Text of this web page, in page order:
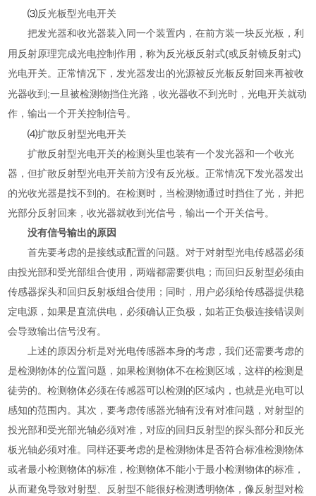
⑶反光板型光电开关
把发光器和收光器装入同一个装置内，在前方装一块反光板，利
用反射原理完成光电控制作用，称为反光板反射式(或反射镜反射式)
光电开关。正常情况下，发光器发出的光源被反光板反射回来再被收
光器收到 ;一旦被检测物挡住光路，收光器收不到光时，光电开关就动
作，输出一个开关控制信号。
⑷扩散反射型光电开关
扩散反射型光电开关的检测头里也装有一个发光器和一个收光
器，但扩散反射型光电开关前方没有反光板。正常情况下发光器发出
的光收光器是找不到的。在检测时，当检测物通过时挡住了光，并把
光部分反射回来，收光器就收到光信号，输出一个开关信号。
没有信号输出的原因
首先要考虑的是接线或配置的问题。对于对射型光电传感器必须
由投光部和受光部组合使用，两端都需要供电；而回归反射型必须由
传感器探头和回归反射板组合使用；同时，用户必须给传感器提供稳
定电源，如果是直流供电，必须确认正负极，如若正负极连接错误则
会导致输出信号没有。
上述的原因分析是对光电传感器本身的考虑，我们还需要考虑的
是检测物体的位置问题，如果检测物体不在检测区域，这样的检测是
徒劳的。检测物体必须在传感器可以检测的区域内，也就是光电可以
感知的范围内。其次，要考虑传感器光轴有没有对准问题，对射型的
投光部和受光部光轴必须对准，对应的回归反射型的探头部分和反光
板光轴必须对准。同样还要考虑的是检测物体是否符合标准检测物体
或者最小检测物体的标准，检测物体不能小于最小检测物体的标准，
从而避免导致对射型、反射型不能很好检测透明物体，像反射型对检